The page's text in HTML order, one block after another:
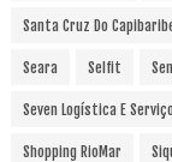
Santa Cruz Do
Seara Selfit
Seven Logística E
Shopping RioMar